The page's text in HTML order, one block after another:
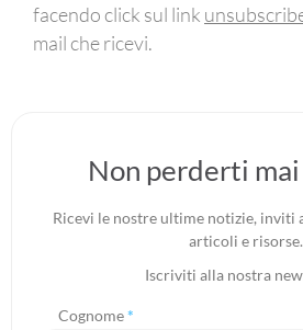
facendo click sul link
mail che ricevi.
Non perderti
Ricevi le nostre ultime notizie, inviti
articoli e risorse.
Iscriviti alla nostra
Cognome*